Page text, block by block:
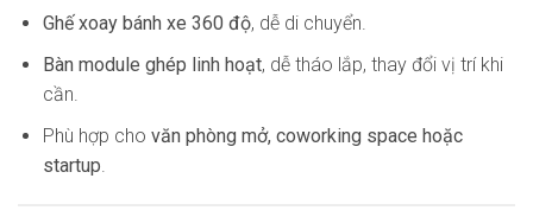
Ghế xoay bánh xe 360 độ, dễ di chuyển.
Bàn module ghép linh hoạt, dễ tháo lắp, thay đổi vị trí khi
cần.
Phù hợp cho văn phòng mở, coworking space hoặc
startup